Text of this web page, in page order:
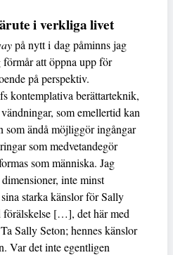
i verkliga livet
på nytt i dag påminns jag
att öppna upp för
på perspektiv.
kontemplativa berättarteknik,
som emellertid kan
som ändå möjliggör ingångar
som medvetandegör
som människa. Jag
inte minst
starka känslor för Sally
förälskelse […], det här med
Sally Seton; hennes känslor
Var det inte egentligen